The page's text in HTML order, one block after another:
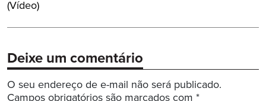
Anterior:
(Vídeo)
Deixe um comentário
O seu endereço de e-mail não será publicado.
Campos obrigatórios são marcados com *